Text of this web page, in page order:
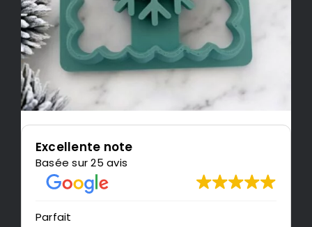
Excellente note
Basée sur 25 avis